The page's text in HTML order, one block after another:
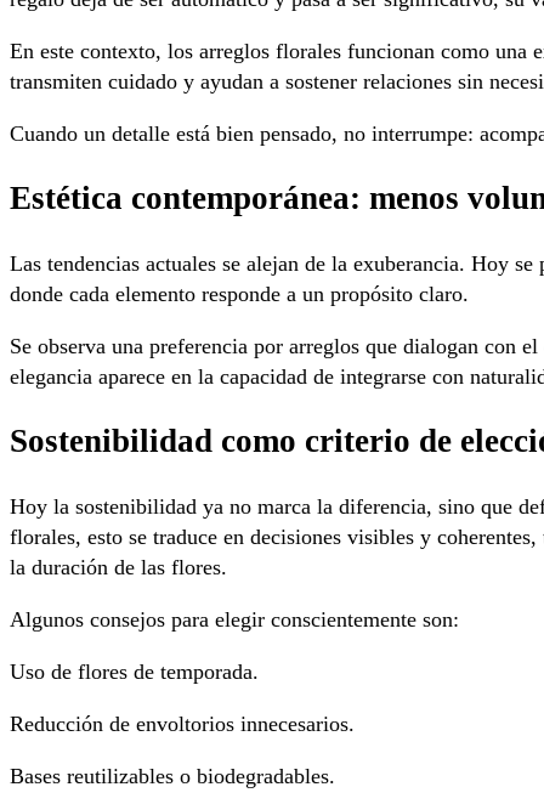
En este contexto, los arreglos florales funcionan como una
transmiten cuidado y ayudan a sostener relaciones sin
Cuando un detalle está bien pensado, no interrumpe:
Estética contemporánea: menos
Las tendencias actuales se alejan de la exuberancia. Hoy
donde cada elemento responde a un propósito claro.
Se observa una preferencia por arreglos que dialogan con
elegancia aparece en la capacidad de integrarse con
Sostenibilidad como criterio de
Hoy la sostenibilidad ya no marca la diferencia, sino que
florales, esto se traduce en decisiones visibles y
la duración de las flores.
Algunos consejos para elegir conscientemente son:
Uso de flores de temporada.
Reducción de envoltorios innecesarios.
Bases reutilizables o biodegradables.